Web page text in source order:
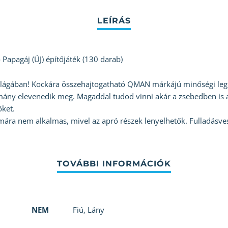
(ÚJ) építőjáték (130 darab)
Kockára összehajtogatható QMAN márkájú minőségi
elevenedik meg. Magaddal tudod vinni akár a zsebedben
nem alkalmas, mivel az apró részek lenyelhetők.
NEM Fiú, Lány